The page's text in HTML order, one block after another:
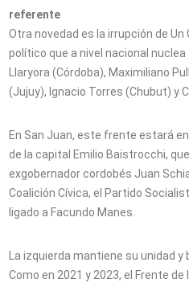
referente
Otra novedad es la irrupción de Un
político que a nivel nacional
Llaryora (Córdoba), Maximiliano
(Jujuy), Ignacio Torres (Chubut) y
En San Juan, este frente estará
de la capital Emilio Baistrocchi,
exgobernador cordobés Juan
Coalición Cívica, el Partido
ligado a Facundo Manes.
La izquierda mantiene su unidad
Como en 2021 y 2023, el Frente